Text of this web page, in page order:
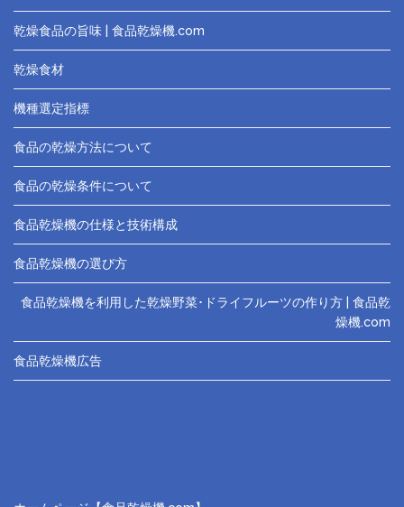
乾燥食品の旨味 | 食品乾燥機.com
乾燥食材
機種選定指標
食品の乾燥方法について
食品の乾燥条件について
食品乾燥機の仕様と技術構成
食品乾燥機の選び方
食品乾燥機を利用した乾燥野菜･ドライフルーツの作り方 | 食品乾
燥機.com
食品乾燥機広告